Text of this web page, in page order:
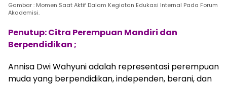
Gambar : Momen Saat Aktif Dalam Kegiatan Edukasi Internal Pada Forum
Akademisi.
Penutup: Citra Perempuan Mandiri dan
Berpendidikan ;
Annisa Dwi Wahyuni adalah representasi perempuan
muda yang berpendidikan, independen, berani, dan